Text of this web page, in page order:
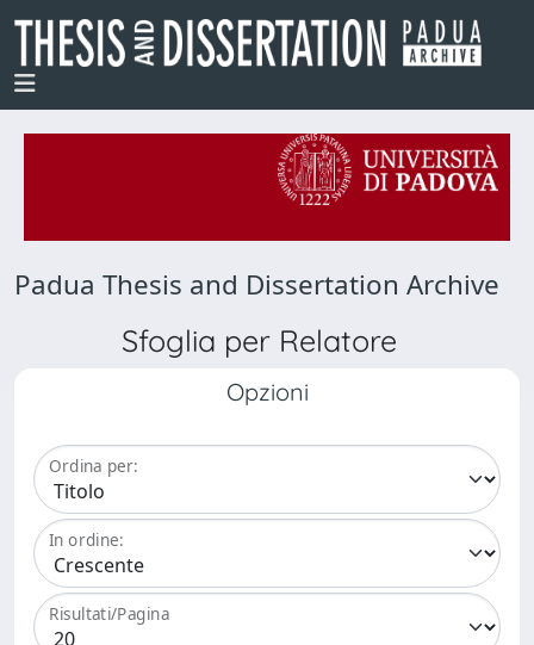
Padua Thesis and Dissertation Archive
Sfoglia per Relatore
Opzioni
Ordina per:
In ordine:
Risultati/Pagina